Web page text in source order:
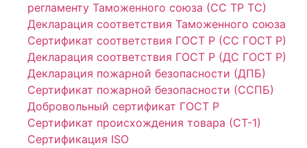
регламенту Таможенного союза (СС ТР ТС)
Декларация соответствия Таможенного союза
Сертификат соответствия ГОСТ Р (СС ГОСТ Р)
Декларация соответствия ГОСТ Р (ДС ГОСТ Р)
Декларация пожарной безопасности (ДПБ)
Сертификат пожарной безопасности (ССПБ)
Добровольный сертификат ГОСТ Р
Сертификат происхождения товара (СТ-1)
Сертификация ISO